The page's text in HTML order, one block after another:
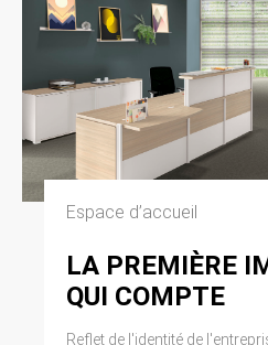
Espace d’accueil
LA PREMIÈRE
QUI COMPTE
Reflet de l'identité de